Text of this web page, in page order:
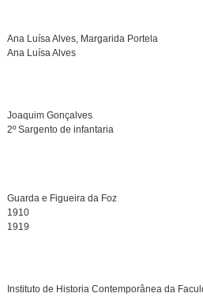
Ana Luísa Alves, Margarida Portela
Ana Luísa Alves
Joaquim Gonçalves
2º Sargento de infantaria
Guarda e Figueira da Foz
1910
1919
Instituto de Historia Contemporânea da